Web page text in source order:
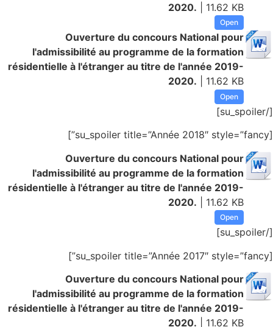
2020. | 11.62 KB
Open
Ouverture du concours National pour
l'admissibilité au programme de la formation
résidentielle à l'étranger au titre de l'année 2019-
2020. | 11.62 KB
Open
[/su_spoiler]
[su_spoiler title=”Année 2018″ style=”fancy”]
Ouverture du concours National pour
l'admissibilité au programme de la formation
résidentielle à l'étranger au titre de l'année 2019-
2020. | 11.62 KB
Open
[/su_spoiler]
[su_spoiler title=”Année 2017″ style=”fancy”]
Ouverture du concours National pour
l'admissibilité au programme de la formation
résidentielle à l'étranger au titre de l'année 2019-
2020. | 11.62 KB